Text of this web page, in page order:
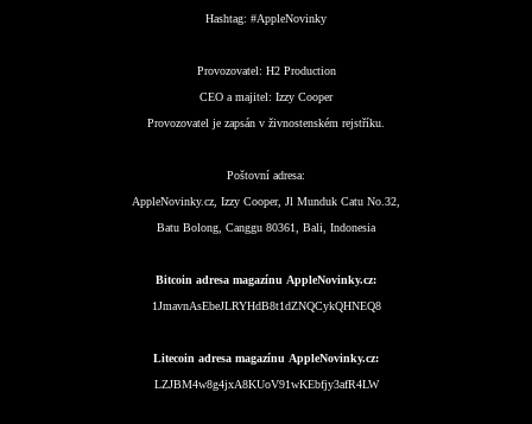
Hashtag: #AppleNovinky
Provozovatel: H2 Production
CEO a majitel: Izzy Cooper
Provozovatel je zapsán v živnostenském rejstříku.
Poštovní adresa:
AppleNovinky.cz, Izzy Cooper, Jl Munduk Catu No.32,
Batu Bolong, Canggu 80361, Bali, Indonesia
Bitcoin adresa magazínu AppleNovinky.cz:
1JmavnAsEbeJLRYHdB8t1dZNQCykQHNEQ8
Litecoin adresa magazínu AppleNovinky.cz:
LZJBM4w8g4jxA8KUoV91wKEbfjy3afR4LW